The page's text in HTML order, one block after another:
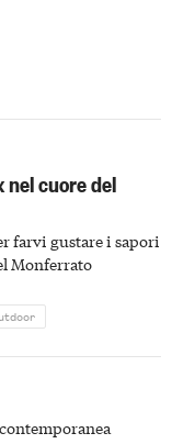
nel cuore del
farvi gustare i sapori
Monferrato